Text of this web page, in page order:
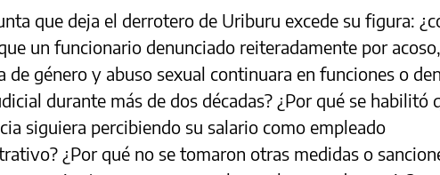
que deja el derrotero de Uriburu excede su figura:
un funcionario denunciado reiteradamente por acoso,
de género y abuso sexual continuara en funciones o
durante más de dos décadas? ¿Por qué se habilitó
siguiera percibiendo su salario como empleado
¿Por qué no se tomaron otras medidas o